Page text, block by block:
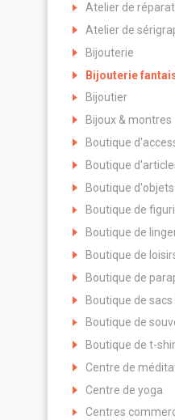
Atelier de
Atelier de
Bijouterie
Bijouterie
Bijoutier
Bijoux & montres
Boutique
Boutique
Boutique
Boutique de
Boutique de
Boutique de
Boutique de
Boutique de sacs
Boutique de
Boutique de t-
Centre de
Centre de yoga
Centres